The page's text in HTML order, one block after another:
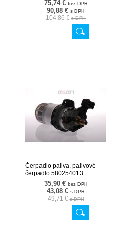
75,74 € bez DPH
90,88 € s DPH
104,86 €s DPH
Čerpadlo paliva, palivové
čerpadlo 580254013
02SKV24935,90 € bez DPH
43,08 € s DPH
49,71 €s DPH